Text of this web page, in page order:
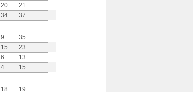
20
21
34 37
9
35
15
23
6
13
4 15
18
19